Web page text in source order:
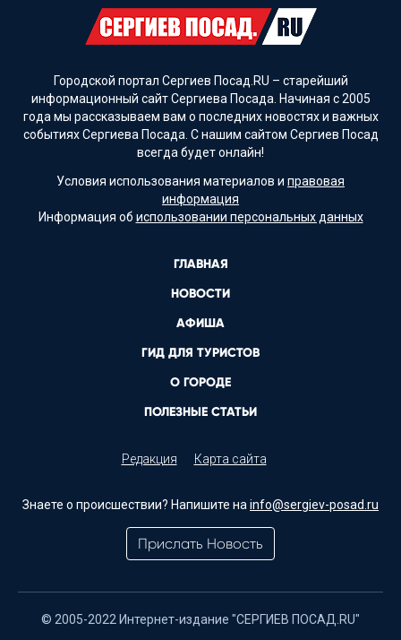
Городской портал Сергиев Посад.RU – старейший
информационный сайт Сергиева Посада. Начиная с 2005
года мы рассказываем вам о последних новостях и важных
событиях Сергиева Посада. С нашим сайтом Сергиев Посад
всегда будет онлайн!
Условия использования материалов и правовая
информация
Информация об использовании персональных данных
ГЛАВНАЯ
НОВОСТИ
АФИША
ГИД ДЛЯ ТУРИСТОВ
О ГОРОДЕ
ПОЛЕЗНЫЕ СТАТЬИ
Редакция Карта сайта
Знаете о происшествии? Напишите на info@sergiev-posad.ru
Прислать Новость
© 2005-2022 Интернет-издание "СЕРГИЕВ ПОСАД.RU"